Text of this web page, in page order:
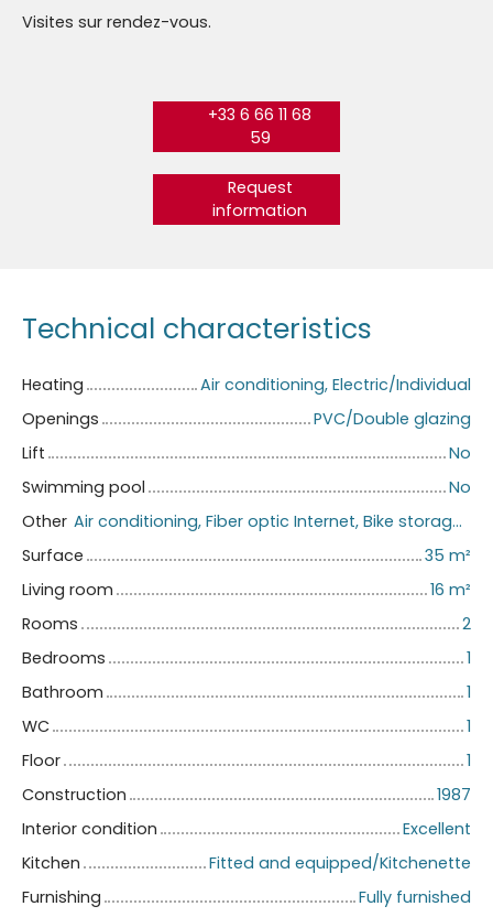
Visites sur rendez-vous.
+33 6 66 11 68
59
Request
information
Technical characteristics
Heating
Air conditioning, Electric/Individual
Openings
PVC/Double glazing
Lift
No
Swimming pool
No
Other
Air conditioning, Fiber optic Internet, Bike storage, Motorized gate, Electric shutters
Surface
35 m²
Living room
16 m²
Rooms
2
Bedrooms
1
Bathroom
1
WC
1
Floor
1
Construction
1987
Interior condition
Excellent
Kitchen
Fitted and equipped/Kitchenette
Furnishing
Fully furnished